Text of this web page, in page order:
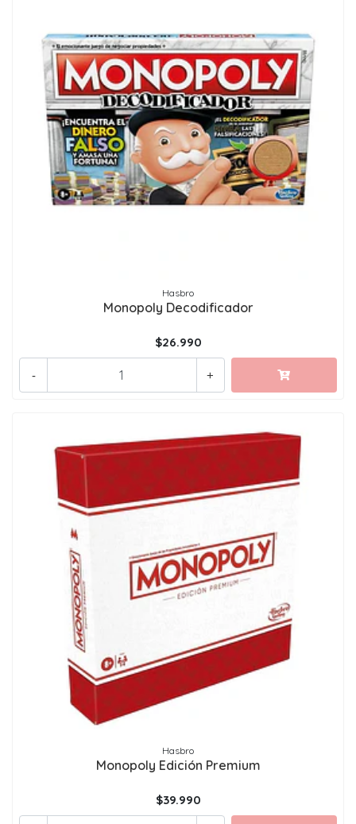
Hasbro
Monopoly Decodificador
$26.990
+
-
Hasbro
Monopoly Edición Premium
$39.990